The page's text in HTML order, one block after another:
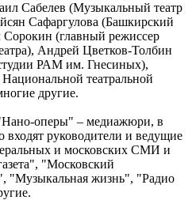
Сабелев (Музыкальный театр
Сафаргулова (Башкирский
Сорокин (главный режиссер
Андрей Цветков-Толбин
РАМ им. Гнесиных),
театральной
другие.
оперы" – медиажюри, в
входят руководители и ведущие
и московских СМИ и
"Московский
"Музыкальная жизнь", "Радио